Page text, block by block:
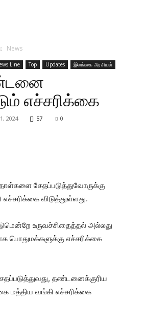
News
Line Top Updates இலங்கை அரசியல்
எச்சரிக்கை
2024 57 0
சேதப்படுத்துவோருக்கு
விடுத்துள்ளது.
உருவச்சிதைத்தல் அல்லது
பொதுமக்களுக்கு எச்சரிக்கை
தண்டனைக்குரிய
மத்திய வங்கி எச்சரிக்கை